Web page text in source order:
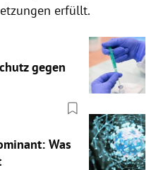
erfüllt.
gegen
Was